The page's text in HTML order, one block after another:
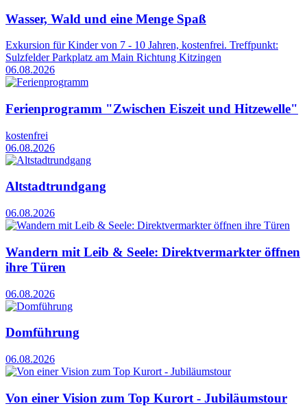
Wasser, Wald und eine Menge Spaß
Exkursion für Kinder von 7 - 10 Jahren, kostenfrei. Treffpunkt:
Sulzfelder Parkplatz am Main Richtung Kitzingen
06.08.2026
Ferienprogramm "Zwischen Eiszeit und Hitzewelle"
kostenfrei
06.08.2026
Altstadtrundgang
06.08.2026
Wandern mit Leib & Seele: Direktvermarkter öffnen
ihre Türen
06.08.2026
Domführung
06.08.2026
Von einer Vision zum Top Kurort - Jubiläumstour